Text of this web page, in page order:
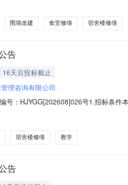
年城乡义务教育校舍维修改造中央
围墙改建 食堂修缮 宿舍楼修缮
告
16天后投标截止
理咨询有限公司
：HJYGG[202608]026号1.招标条件
年城乡义务教育校舍维修改造中央
宿舍楼修缮 教学
告